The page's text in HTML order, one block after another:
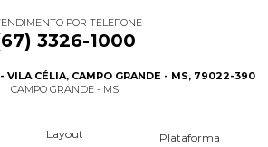
POR TELEFONE
3326-1000
VILA CÉLIA, CAMPO GRANDE - MS, 79022-390
CAMPO GRANDE - MS
Layout
Plataforma